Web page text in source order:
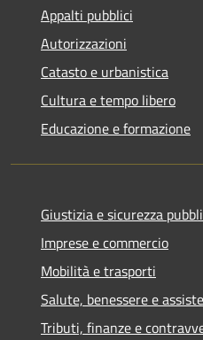
Appalti pubblici
Autorizzazioni
Catasto e urbanistica
Cultura e tempo libero
Educazione e formazione
Giustizia e sicurezza
Imprese e commercio
Mobilità e trasporti
Salute, benessere e
Tributi, finanze e